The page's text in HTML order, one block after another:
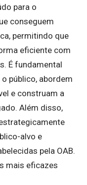
para o
conseguem
permitindo que
eficiente com
É fundamental
público, abordem
e construam a
Além disso,
alvo e
pela OAB.
mais eficazes